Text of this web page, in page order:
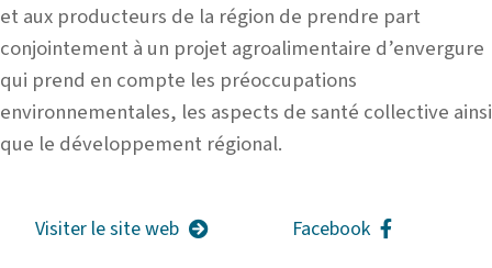
et aux producteurs de la région de prendre part
conjointement à un projet agroalimentaire d’envergure
qui prend en compte les préoccupations
environnementales, les aspects de santé collective ainsi
que le développement régional.
Visiter le site web Facebook